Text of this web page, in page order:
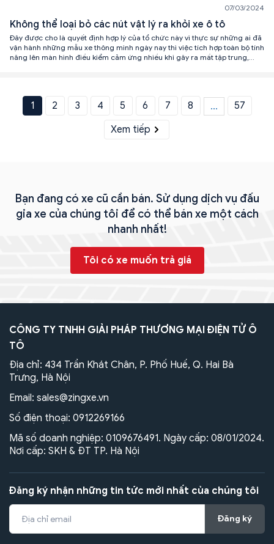
07/03/2024
Không thể loại bỏ các nút vật lý ra khỏi xe ô tô
Đây được cho là quyết định hợp lý của tổ chức này vì thực sự những ai đã
vận hành những mẫu xe thông minh ngày nay thì việc tích hợp toàn bộ tính
năng lên màn hình điều kiểm cảm ứng nhiều khi gây ra mất tập trung,
1 2 3 4 5 6 7 8 ...
57
Xem tiếp
Bạn đang có xe cũ cần bán. Sử dụng dịch vụ đấu
gia xe của chúng tôi để có thể bán xe một cách
nhanh nhất!
Tôi có xe muốn trả giá
CÔNG TY TNHH GIẢI PHÁP THƯƠNG MẠI ĐIỆN TỬ Ô
TÔ
Địa chỉ: 434 Trần Khát Chân, P. Phố Huế, Q. Hai Bà
Trưng, Hà Nội
Email: sales@zingxe.vn
Số điện thoại: 0912269166
Mã số doanh nghiệp: 0109676491. Ngày cấp: 08/01/2024.
Nơi cấp: SKH & ĐT TP. Hà Nội
Đăng ký nhận những tin tức mới nhất của chúng tôi
Đăng ký